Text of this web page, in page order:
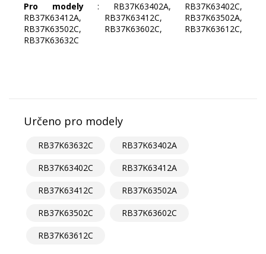
Pro modely : RB37K63402A, RB37K63402C,
RB37K63412A, RB37K63412C, RB37K63502A,
RB37K63502C, RB37K63602C, RB37K63612C,
RB37K63632C
Určeno pro modely
RB37K63632C
RB37K63402A
RB37K63402C
RB37K63412A
RB37K63412C
RB37K63502A
RB37K63502C
RB37K63602C
RB37K63612C